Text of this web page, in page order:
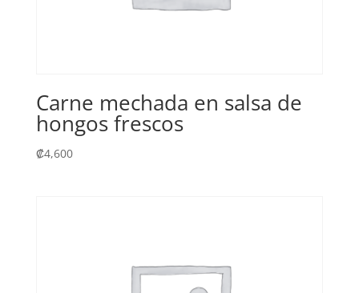
Carne mechada en salsa de
hongos frescos
₡4,600